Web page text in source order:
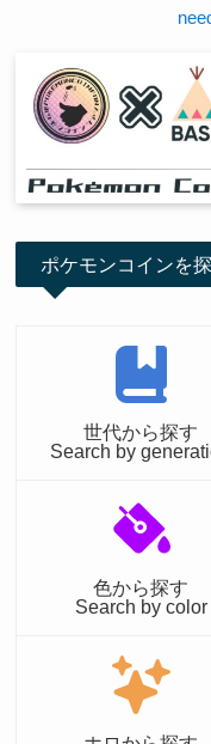
ポケモンコインを
世代から探す
Search by
色から探す
Search by color